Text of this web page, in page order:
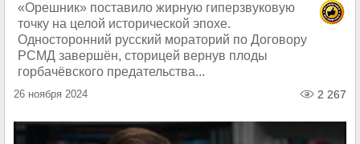
«Орешник» поставило жирную гиперзвуковую
точку на целой исторической эпохе.
Односторонний русский мораторий по Договору
РСМД завершён, сторицей вернув плоды
горбачёвского предательства...
26 ноября 2024 2 267